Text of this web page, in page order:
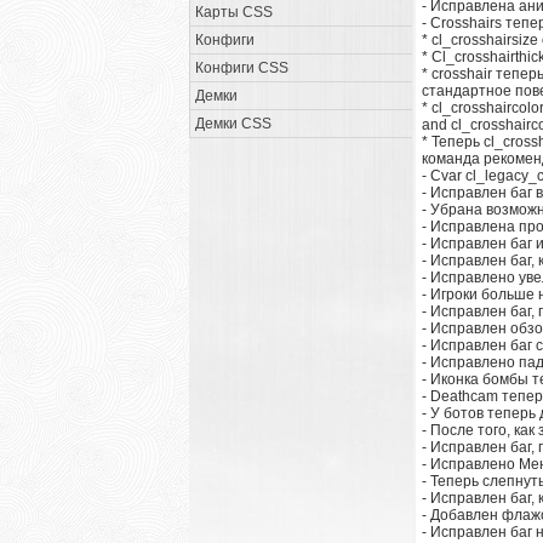
Карты CSS
Конфиги
Конфиги CSS
Демки
Демки CSS
- Исправлена
- Crosshairs
*
*
* crosshair
стандартное
*
and
* Теперь
команда
- Cvar
- Исправлен баг
- Убрана
- Исправлена
- Исправлен баг
- Исправлен баг,
- Исправлено
- Игроки больше
- Исправлен баг,
- Исправлен
- Исправлен баг
- Исправлено
- Иконка бомбы
- Deathcam
- У ботов теперь
- После того,
- Исправлен баг,
- Исправлено
- Теперь
- Исправлен баг,
- Добавлен
- Исправлен баг